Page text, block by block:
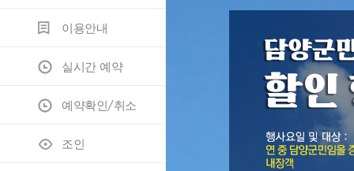
이용안내
실시간 예약
예약확인/취소
조인
부대시설
오시는 길
코스공략도
스코어카드
노캐디이용안내
예약안내
위약규정
모바일 이용안내
JH조인
고객게시판
포토갤러리
자료실
명예의 전당